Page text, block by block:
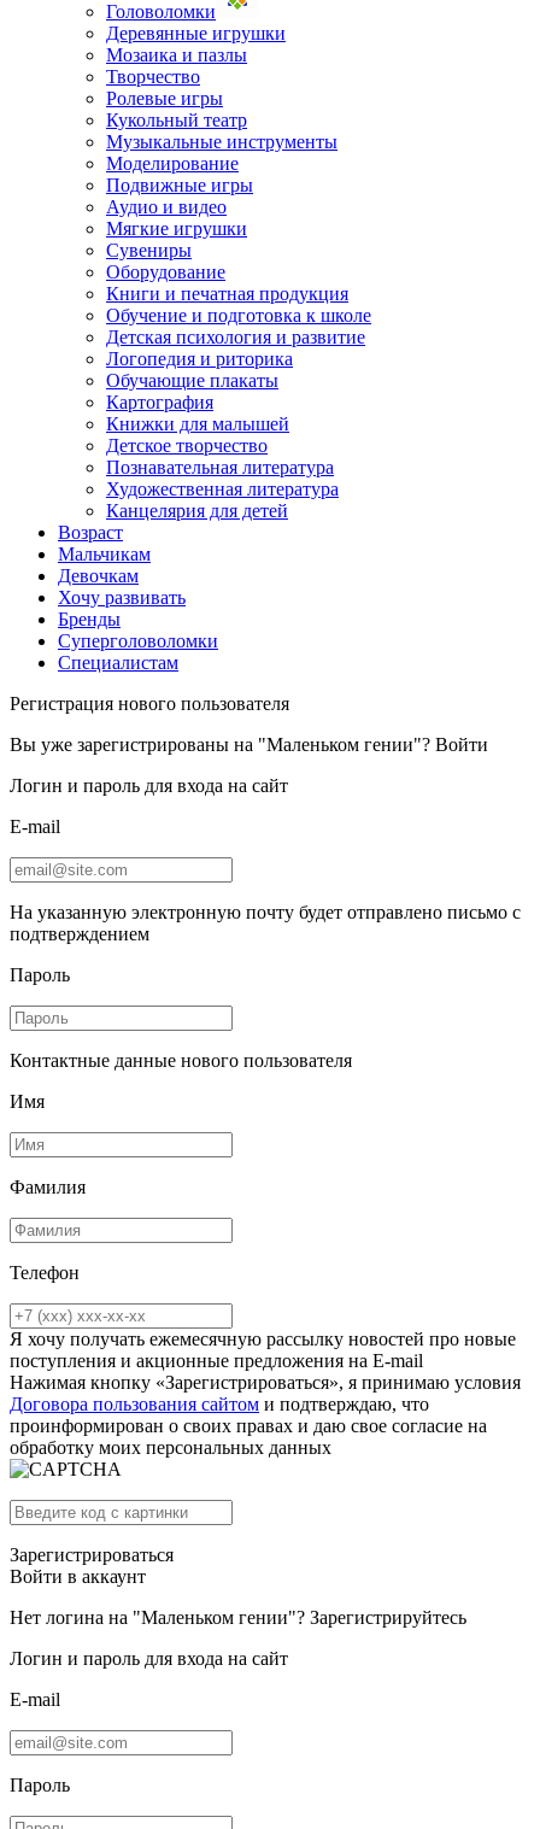
Головоломки
Деревянные игрушки
Мозаика и пазлы
Творчество
Ролевые игры
Кукольный театр
Музыкальные инструменты
Моделирование
Подвижные игры
Аудио и видео
Мягкие игрушки
Сувениры
Оборудование
Книги и печатная продукция
Обучение и подготовка к школе
Детская психология и развитие
Логопедия и риторика
Обучающие плакаты
Картография
Книжки для малышей
Детское творчество
Познавательная литература
Художественная литература
Канцелярия для детей
Возраст
Мальчикам
Девочкам
Хочу развивать
Бренды
Суперголоволомки
Специалистам
Регистрация нового пользователя
Вы уже зарегистрированы на "Маленьком гении"? Войти
Логин и пароль для входа на сайт
E-mail
На указанную электронную почту будет отправлено письмо с
подтверждением
Пароль
Контактные данные нового пользователя
Имя
Фамилия
Телефон
Я хочу получать ежемесячную рассылку новостей про новые
поступления и акционные предложения на E-mail
Нажимая кнопку «Зарегистрироваться», я принимаю условия
Договора пользования сайтом и подтверждаю, что
проинформирован о своих правах и даю свое согласие на
обработку моих персональных данных
Зарегистрироваться
Войти в аккаунт
Нет логина на "Маленьком гении"? Зарегистрируйтесь
Логин и пароль для входа на сайт
E-mail
Пароль